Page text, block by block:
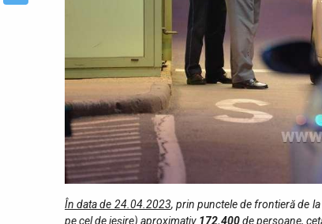
În data de 24.04.2023, prin punctele de fro­ntieră de
pe cel de ieşire) aproximativ 172.400de persoane,